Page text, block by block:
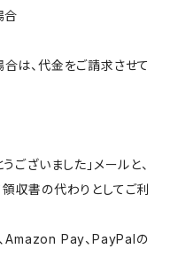
合
は、代金をご請求させて
ございました」メールと、
収書の代わりとしてご利
Amazon Pay、PayPalの